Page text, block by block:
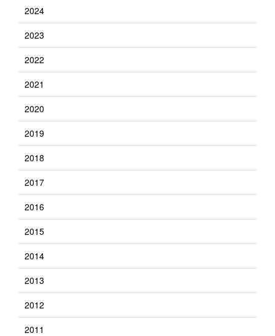
2024
2023
2022
2021
2020
2019
2018
2017
2016
2015
2014
2013
2012
2011